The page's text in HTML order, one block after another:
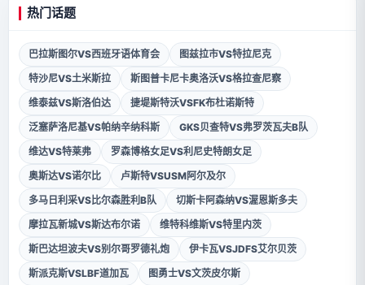
热门话题
巴拉斯图尔VS西班牙语体育会
图兹拉市VS特拉尼克
特沙尼VS土米斯拉
斯图普卡尼卡奥洛沃VS格拉查尼察
维泰兹VS斯洛伯达
捷堤斯特沃VSFK布杜诺斯特
泛塞萨洛尼基VS帕纳辛纳科斯
GKS贝查特VS弗罗茨瓦夫B队
维达VS特莱弗
罗森博格女足VS利尼史特朗女足
奥斯达VS诺尔比
卢斯特VSUSM阿尔及尔
多马日利采VS比尔森胜利B队
切斯卡阿森纳VS渥恩斯多夫
摩拉瓦新城VS斯达布尔诺
维特科维斯VS特里内茨
斯巴达坦波夫VS别尔哥罗德礼炮
伊卡瓦VSJDFS艾尔贝茨
斯派克斯VSLBF道加瓦
图勇士VS文茨皮尔斯